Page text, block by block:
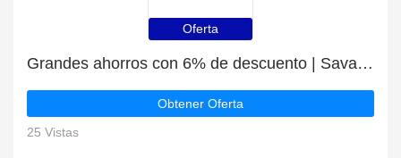
Oferta
Grandes ahorros con 6% de descuento | Savarca últimas ofertas
Obtener Oferta
25 Vistas